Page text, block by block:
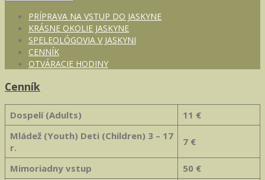
PRÍPRAVA NA VSTUP DO JASKYNE
KRÁSNE OKOLIE JASKYNE
SPELEOLÓGOVIA V JASKYNI
CENNÍK
OTVÁRACIE HODINY
Cenník
Dospelí (Adults)
11 €
Mládež (Youth) Deti (Children) 3 – 17
r.
7 €
Mimoriadny vstup
50 €